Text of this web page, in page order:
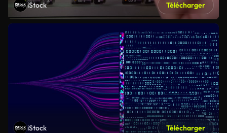
iStock Télécharger
iStock Télécharger